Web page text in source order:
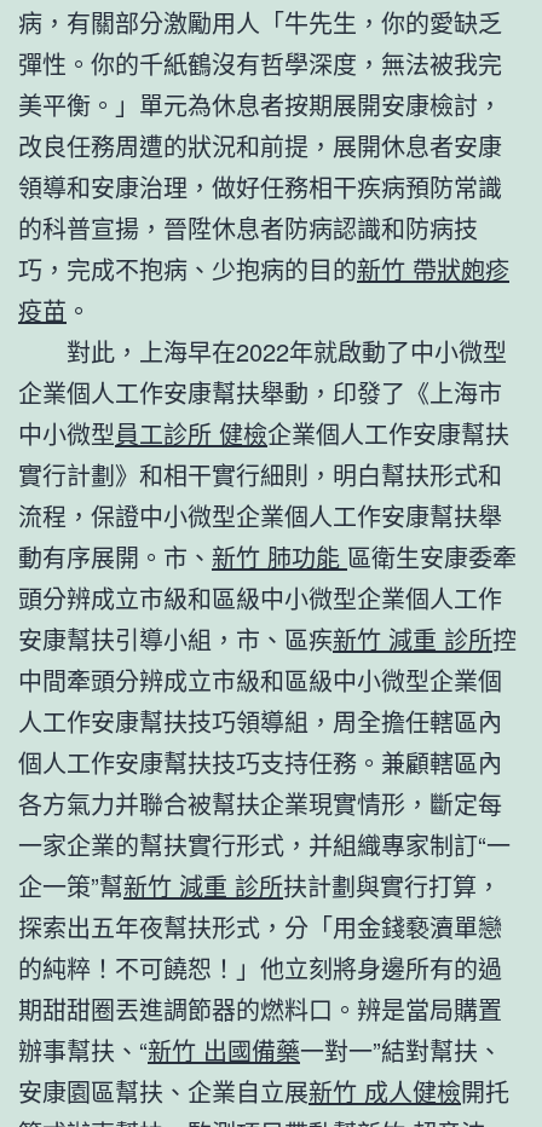
病，有關部分激勵用人「牛先生，你的愛缺乏
彈性。你的千紙鶴沒有哲學深度，無法被我完
美平衡。」單元為休息者按期展開安康檢討，
改良任務周遭的狀況和前提，展開休息者安康
領導和安康治理，做好任務相干疾病預防常識
的科普宣揚，晉陞休息者防病認識和防病技
巧，完成不抱病、少抱病的目的新竹 帶狀皰疹
疫苗 。
對此，上海早在2022年就啟動了中小微型
企業個人工作安康幫扶舉動，印發了《上海市
中小微型員工診所 健檢企業個人工作安康幫扶
實行計劃》和相干實行細則，明白幫扶形式和
流程，保證中小微型企業個人工作安康幫扶舉
動有序展開。市、 新竹 肺功能 區衛生安康委牽
頭分辨成立市級和區級中小微型企業個人工作
安康幫扶引導小組，市、區疾新竹 減重 診所控
中間牽頭分辨成立市級和區級中小微型企業個
人工作安康幫扶技巧領導組，周全擔任轄區內
個人工作安康幫扶技巧支持任務。兼顧轄區內
各方氣力并聯合被幫扶企業現實情形，斷定每
一家企業的幫扶實行形式，并組織專家制訂“一
企一策”幫新竹 減重 診所扶計劃與實行打算，
探索出五年夜幫扶形式，分「用金錢褻瀆單戀
的純粹！不可饒恕！」他立刻將身邊所有的過
期甜甜圈丟進調節器的燃料口。辨是當局購置
辦事幫扶、“新竹 出國備藥一對一”結對幫扶、
安康園區幫扶、企業自立展新竹 成人健檢開托